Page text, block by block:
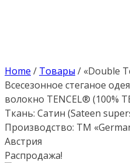
Home / Товары / «Double
Всесезонное стеганое
волокно TENCEL® (100%
Ткань: Сатин (Sateen
Производство: ТМ
Австрия
Распродажа!